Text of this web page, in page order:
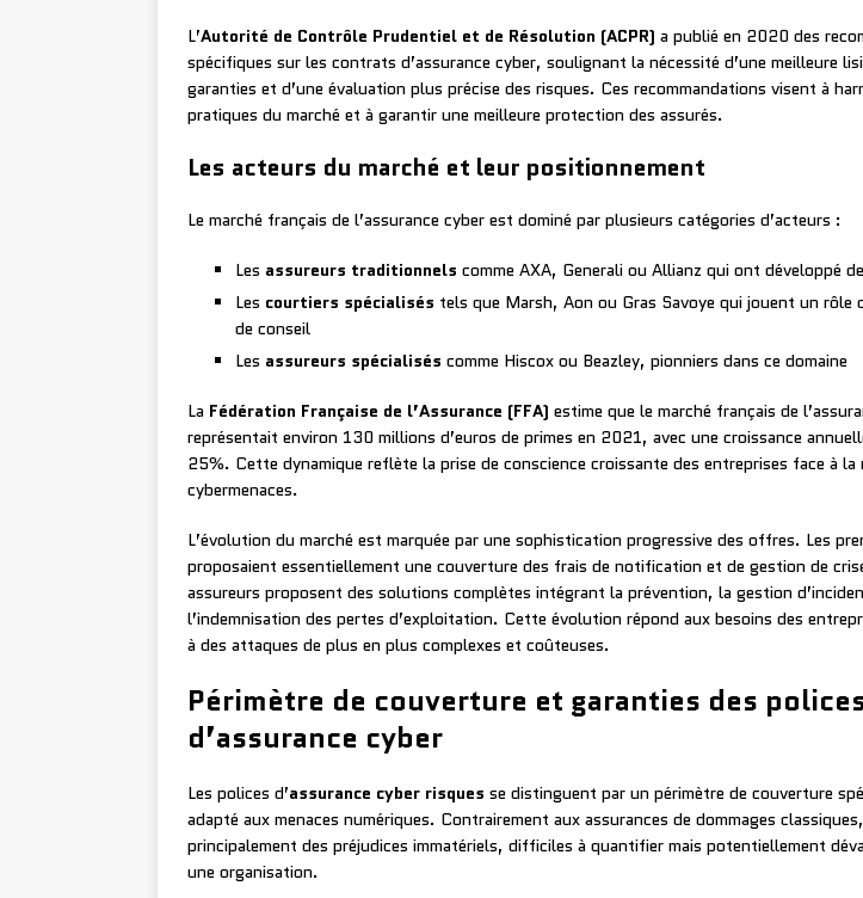
L’Autorité de Contrôle Prudentiel et de Résolution (ACPR) a publié en 2020 des
spécifiques sur les contrats d’assurance cyber, soulignant la nécessité d’une meilleure
garanties et d’une évaluation plus précise des risques. Ces recommandations visent à
pratiques du marché et à garantir une meilleure protection des assurés.
Les acteurs du marché et leur positionnement
Le marché français de l’assurance cyber est dominé par plusieurs catégories d’acteurs :
Les assureurs traditionnels comme AXA, Generali ou Allianz qui ont développé
Les courtiers spécialisés tels que Marsh, Aon ou Gras Savoye qui jouent un rôle
de conseil
Les assureurs spécialisés comme Hiscox ou Beazley, pionniers dans ce domaine
La Fédération Française de l’Assurance (FFA) estime que le marché français de
représentait environ 130 millions d’euros de primes en 2021, avec une croissance
25%. Cette dynamique reflète la prise de conscience croissante des entreprises face à la
cybermenaces.
L’évolution du marché est marquée par une sophistication progressive des offres. Les
proposaient essentiellement une couverture des frais de notification et de gestion de
assureurs proposent des solutions complètes intégrant la prévention, la gestion
l’indemnisation des pertes d’exploitation. Cette évolution répond aux besoins des
à des attaques de plus en plus complexes et coûteuses.
Périmètre de couverture et garanties des
d’assurance cyber
Les polices d’assurance cyber risques se distinguent par un périmètre de couverture
adapté aux menaces numériques. Contrairement aux assurances de dommages
principalement des préjudices immatériels, difficiles à quantifier mais potentiellement
une organisation.